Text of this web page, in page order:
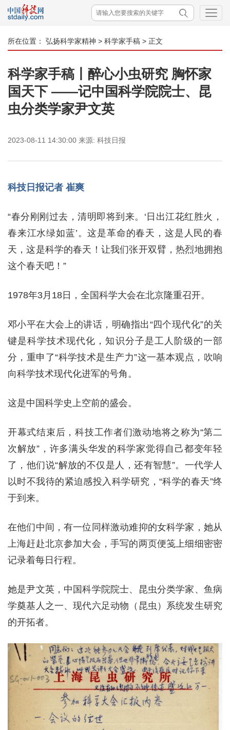
所在位置： 弘扬科学家精神 > 科学家手稿 > 正文
科学家手稿丨醉心小虫研究 胸怀家
国天下 ——记中国科学院院士、昆
虫分类学家尹文英
2023-08-11 14:30:00 来源: 科技日报
科技日报记者 崔爽
“春分刚刚过去，清明即将到来。‘日出江花红胜火，
春来江水绿如蓝’。这是革命的春天，这是人民的春
天，这是科学的春天！让我们张开双臂，热烈地拥抱
这个春天吧！”
1978年3月18日，全国科学大会在北京隆重召开。
邓小平在大会上的讲话，明确指出“四个现代化”的关
键是科学技术现代化，知识分子是工人阶级的一部
分，重申了“科学技术是生产力”这一基本观点，吹响
向科学技术现代化进军的号角。
这是中国科学史上空前的盛会。
开幕式结束后，科技工作者们激动地将之称为“第二
次解放”，许多满头华发的科学家觉得自己都变年轻
了，他们说“解放的不仅是人，还有智慧”。一代学人
以时不我待的紧迫感投入科学研究，“科学的春天”终
于到来。
在他们中间，有一位同样激动难抑的女科学家，她从
上海赶赴北京参加大会，手写的两页便笺上细细密密
记录着每日行程。
她是尹文英，中国科学院院士、昆虫分类学家、鱼病
学奠基人之一、现代六足动物（昆虫）系统发生研究
的开拓者。